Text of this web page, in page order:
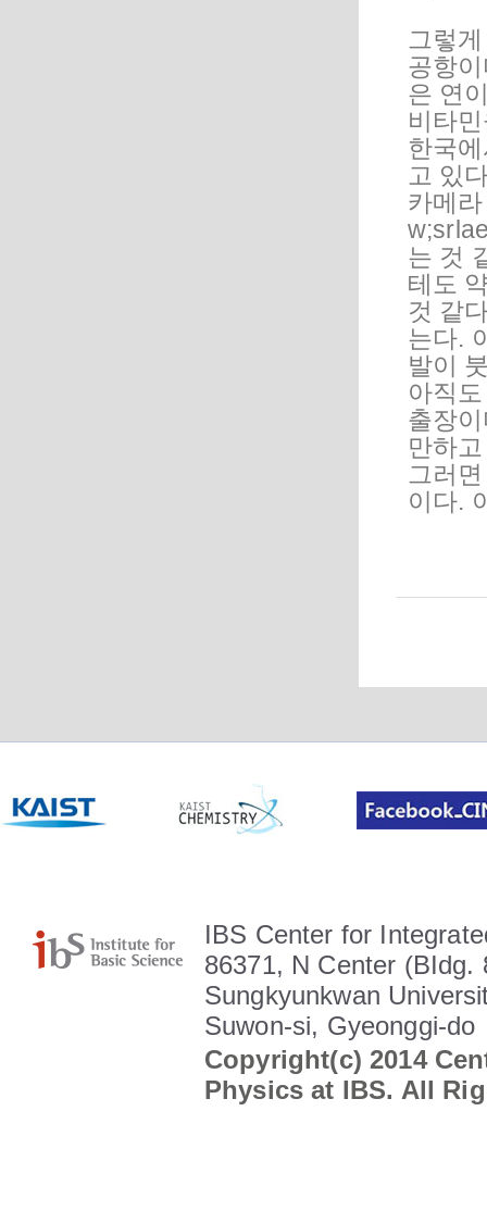
그렇
공항
은 연
비타
한국
고 있
카메
는 것
테도
것 같
는다.
발이
아직
출장
만하
그러
이다.
IBS Center for
86371, N Center (BIdg.
Sungkyunkwan
Suwon-si, Gyeonggi-do
Copyright(c) 2014
Physics at IBS. All